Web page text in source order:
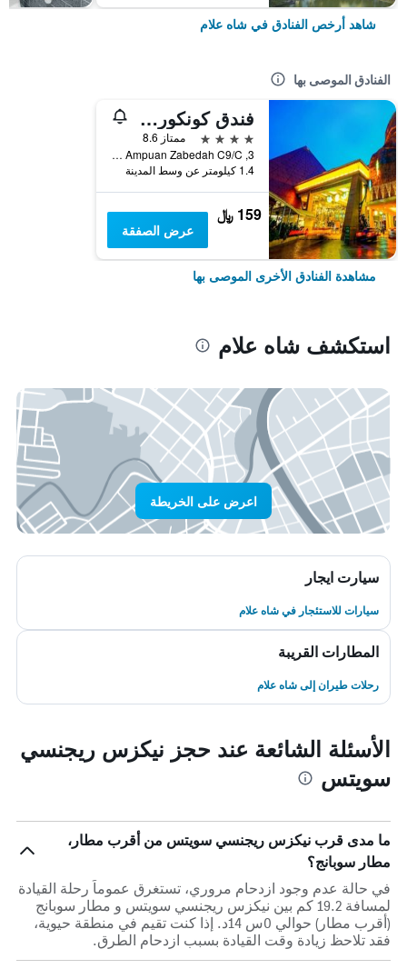
شاهد أرخص الفنادق في شاه علام
الفنادق الموصى بها
فندق كونكورد شاه علم
4 نجوم
ممتاز 8.6
3, Jalan Tengku Ampuan Zabedah C9/C, شاه علام, ماليزيا
1.4 كيلومتر عن وسط المدينة
159 ﷼
عرض الصفقة
مشاهدة الفنادق الأخرى الموصى بها
استكشف شاه علام
اعرض على الخريطة
سيارت ايجار
سيارات للاستئجار في شاه علام
المطارات القريبة
رحلات طيران إلى شاه علام
الأسئلة الشائعة عند حجز نيكزس ريجنسي
سويتس
ما مدى قرب نيكزس ريجنسي سويتس من أقرب مطار،
مطار سوبانج؟
في حالة عدم وجود ازدحام مروري، تستغرق عموماً رحلة القيادة
لمسافة 19.2 كم بين نيكزس ريجنسي سويتس و مطار سوبانج
(أقرب مطار) حوالي 0س 14د. إذا كنت تقيم في منطقة حيوية،
فقد تلاحظ زيادة وقت القيادة بسبب ازدحام الطرق.